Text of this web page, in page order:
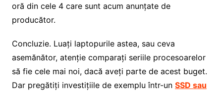
oră din cele 4 care sunt acum anunțate de
producător.
Concluzie. Luați laptopurile astea, sau ceva
asemănător, atenție comparați seriile procesoarelor
să fie cele mai noi, dacă aveți parte de acest buget.
Dar pregătiți investițiile de exemplu într-un SSD sau